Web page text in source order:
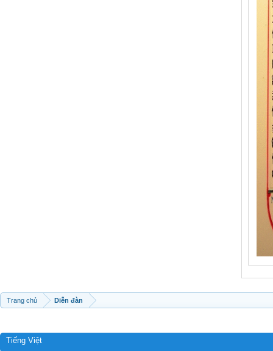
Trang chủ Diễn đàn
Tiếng Việt